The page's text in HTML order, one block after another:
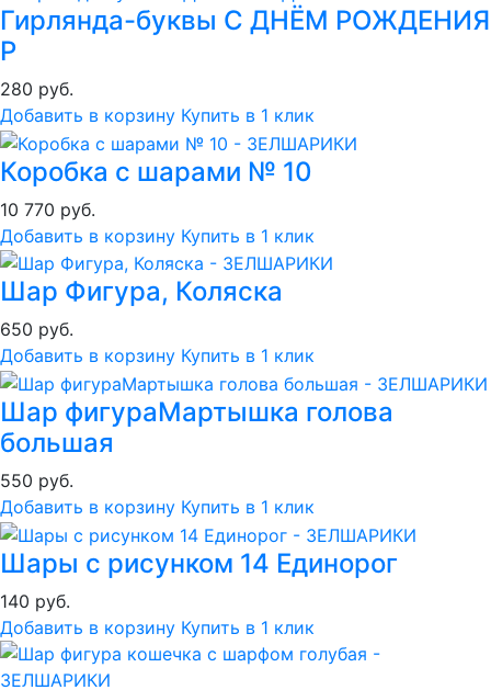
Гирлянда-буквы С ДНЁМ РОЖДЕНИЯ
Р
280 руб.
Добавить в корзину Купить в 1 клик
Коробка с шарами № 10
10 770 руб.
Добавить в корзину Купить в 1 клик
Шар Фигура, Коляска
650 руб.
Добавить в корзину Купить в 1 клик
Шар фигураМартышка голова
большая
550 руб.
Добавить в корзину Купить в 1 клик
Шары с рисунком 14 Единорог
140 руб.
Добавить в корзину Купить в 1 клик